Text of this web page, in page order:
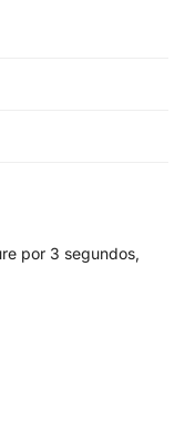
por 3 segundos,